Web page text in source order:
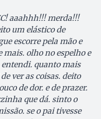
aaahhh!!! merda!!!
um elástico de
escorre pela mão e
mais. olho no espelho e
quanto mais
ver as coisas. deito
de dor. e de prazer.
que dá. sinto o
se o pai tivesse